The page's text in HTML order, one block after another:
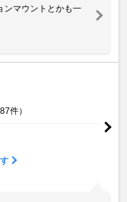
ンマウントとかも一
件）